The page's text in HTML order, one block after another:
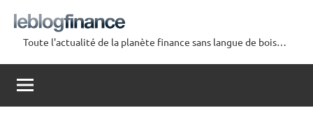
contenu
Le
Blog
Finance
Toute l'actualité de la planète finance sans langue de bois…